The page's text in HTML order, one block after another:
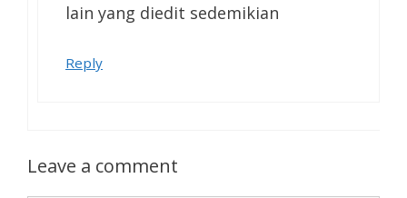
lain yang diedit sedemikian
Reply
Leave a comment